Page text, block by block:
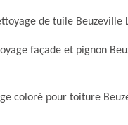
de tuile Beuzeville
façade et pignon
coloré pour toiture